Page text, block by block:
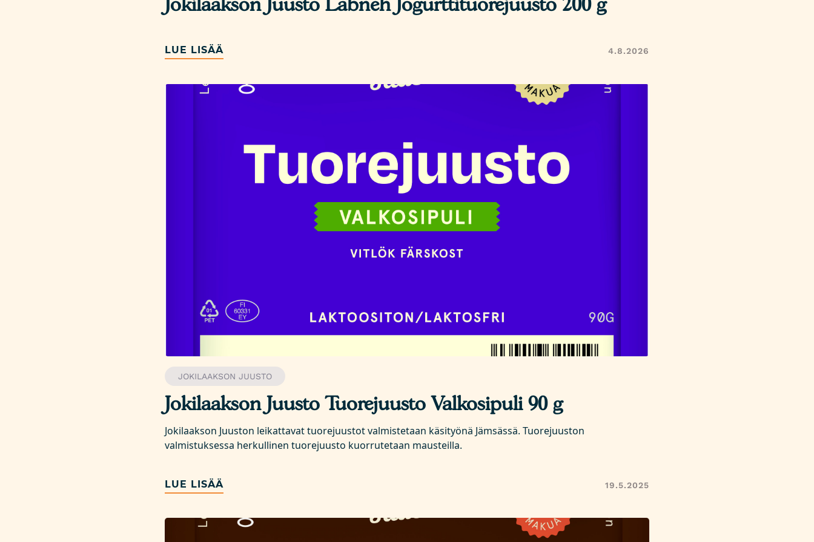
Jokilaakson Juusto Labneh Jogurttituorejuusto 200 g
LUE LISÄÄ 4.8.2026
JOKILAAKSON JUUSTO
Jokilaakson Juusto Tuorejuusto Valkosipuli 90 g
Jokilaakson Juuston leikattavat tuorejuustot valmistetaan käsityönä Jämsässä. Tuorejuuston
valmistuksessa herkullinen tuorejuusto kuorrutetaan mausteilla.
LUE LISÄÄ 19.5.2025